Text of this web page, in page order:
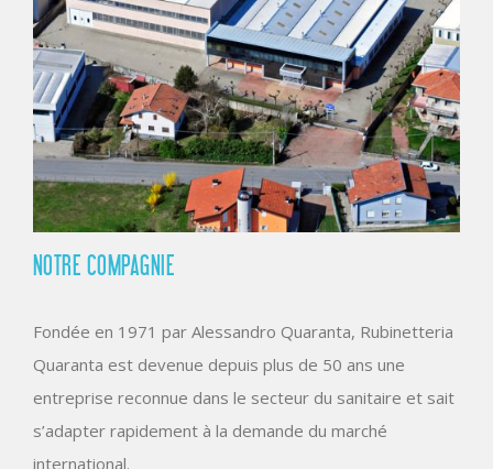
NOTRE COMPAGNIE
Fondée en 1971 par Alessandro Quaranta, Rubinetteria
Quaranta est devenue depuis plus de 50 ans une
entreprise reconnue dans le secteur du sanitaire et sait
s’adapter rapidement à la demande du marché
international.